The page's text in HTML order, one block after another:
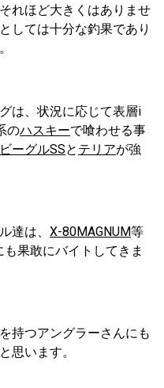
れほど大きくはありませ
しては十分な釣果であり
は、状況に応じて表層i
のハスキーで喰わせる事
ーグルSSと テリアが強
達は、 X-80MAGNUM等
果敢にバイトしてきま
持つアングラーさんにも
思います。